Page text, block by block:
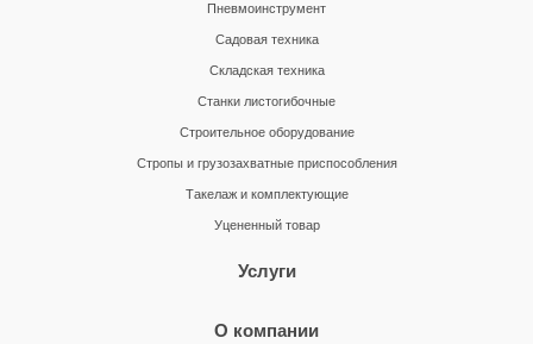
Пневмоинструмент
Садовая техника
Складская техника
Станки листогибочные
Строительное оборудование
Стропы и грузозахватные приспособления
Такелаж и комплектующие
Уцененный товар
Услуги
О компании